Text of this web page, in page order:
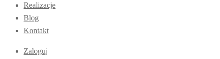
Realizacje
Blog
Kontakt
Zaloguj